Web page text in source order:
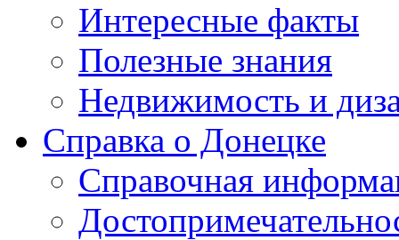
Интересные факты
Полезные знания
Недвижимость и
Справка о Донецке
Справочная